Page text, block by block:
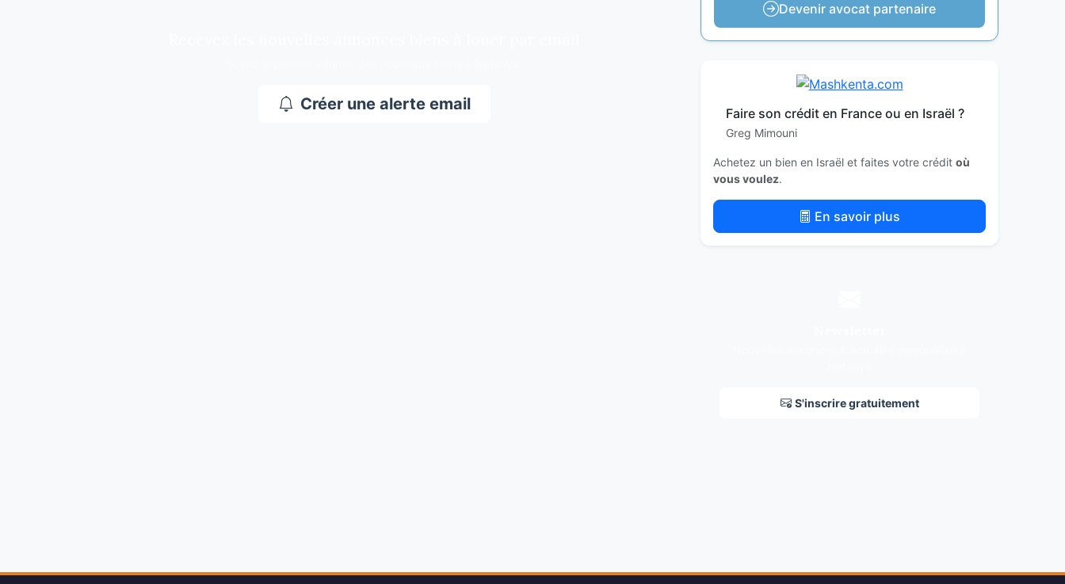
Créer une alerte email
Devenir avocat partenaire
Faire son crédit en France ou en Israël ?
Greg Mimouni
Achetez un bien en Israël et faites votre crédit où
vous voulez.
En savoir plus
S'inscrire gratuitement